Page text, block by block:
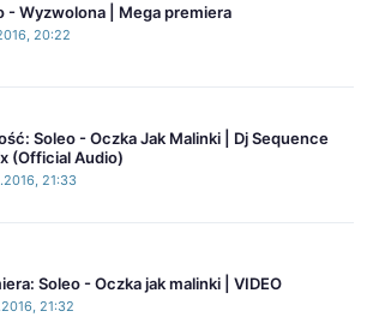
- Wyzwolona | Mega premiera
20:22
Soleo - Oczka Jak Malinki | Dj Sequence
(Official Audio)
21:33
Soleo - Oczka jak malinki | VIDEO
21:32